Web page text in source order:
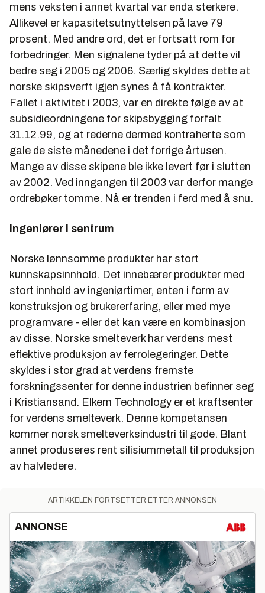
mens veksten i annet kvartal var enda sterkere.
Allikevel er kapasitetsutnyttelsen på lave 79
prosent. Med andre ord, det er fortsatt rom for
forbedringer. Men signalene tyder på at dette vil
bedre seg i 2005 og 2006. Særlig skyldes dette at
norske skipsverft igjen synes å få kontrakter.
Fallet i aktivitet i 2003, var en direkte følge av at
subsidieordningene for skipsbygging forfalt
31.12.99, og at rederne dermed kontraherte som
gale de siste månedene i det forrige årtusen.
Mange av disse skipene ble ikke levert før i slutten
av 2002. Ved inngangen til 2003 var derfor mange
ordrebøker tomme. Nå er trenden i ferd med å snu.
Ingeniører i sentrum
Norske lønnsomme produkter har stort
kunnskapsinnhold. Det innebærer produkter med
stort innhold av ingeniørtimer, enten i form av
konstruksjon og brukererfaring, eller med mye
programvare - eller det kan være en kombinasjon
av disse. Norske smelteverk har verdens mest
effektive produksjon av ferrolegeringer. Dette
skyldes i stor grad at verdens fremste
forskningssenter for denne industrien befinner seg
i Kristiansand. Elkem Technology er et kraftsenter
for verdens smelteverk. Denne kompetansen
kommer norsk smelteverksindustri til gode. Blant
annet produseres rent silisiummetall til produksjon
av halvledere.
ARTIKKELEN FORTSETTER ETTER ANNONSEN
ANNONSE